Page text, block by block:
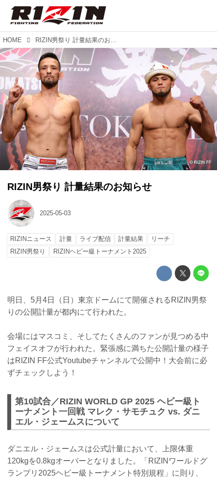
HOME RIZIN男祭り 計量結果のお知らせ
RIZIN男祭り 計量結果のお知らせ
2025-05-03
RIZINニュース 計量 ライブ配信 計量結果
リーチ
RIZIN男祭り
RIZINヘビー級トーナメント2025
明日、5月4日（日）東京ドームにて開催されるRIZIN男祭
りの公開計量が都内にて行われた。
会場にはマスコミ、そしてたくさんのファンが見つめる中
フェイスオフが行われた。緊張感に満ちた公開計量の様子
はRIZIN FF公式Youtubeチャンネルで公開中！大会前に必
ずチェックしよう！
第10試合／RIZIN WORLD GP 2025 ヘビー級ト
ーナメント一回戦 マレク・サモチュク vs. ダニ
エル・ジェームスについて
ダニエル・ジェームスは公式計量において、上限体重
120kgを0.8kgオーバーとなりました。「RIZINワールドグ
ランプリ2025ヘビー級トーナメント特別規程」に則り、